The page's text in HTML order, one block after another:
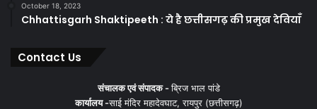
October 18, 2023
Chhattisgarh Shaktipeeth : ये है छत्तीसगढ़ की प्रमुख देवियाँ
Contact Us
संचालक एवं संपादक -ब्रिज भाल पांडे
कार्यालय -साई मंदिर महादेवघाट, रायपुर (छत्तीसगढ़)